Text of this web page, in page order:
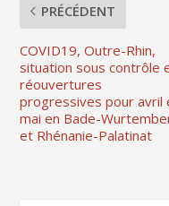
PRÉCÉDENT
COVID19, Outre-Rhin,
situation sous contrôle
réouvertures
progressives pour avril
mai en Bade-
et Rhénanie-Palatinat